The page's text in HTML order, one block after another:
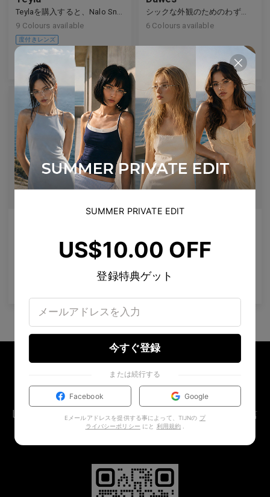
Teylaを購入すると、Nalo Snap-Onが無料で手に入ります
9 Colours available
80.00 バッグに入れる
シックな外観のためのわずかなキャットアイ効果
6 Colours available
バッグに入れる
Colours available
3 Colours available
LINE OFFICIAL ACCOUNT
LINE限定 新作先行公開 ＆ シークレットオファー配信
中 👀
SUMMER PRIVATE EDIT
US$10.00 OFF
登録特典ゲット
今すぐ登録
または続行する
Facebook Google
Eメールアドレスを提供する事によって、TIJNの プ
ライバシーポリシー にと 利用規約 .